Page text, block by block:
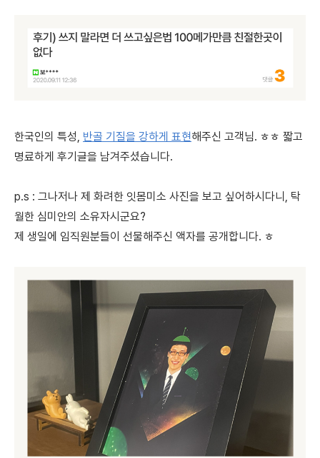
한국인의 특성, 반골 기질을 강하게 표현해주신 고객님. ㅎㅎ 짧고
명료하게 후기글을 남겨주셨습니다.
p.s : 그나저나 제 화려한 잇몸미소 사진을 보고 싶어하시다니, 탁
월한 심미안의 소유자시군요?
제 생일에 임직원분들이 선물해주신 액자를 공개합니다. ㅎ